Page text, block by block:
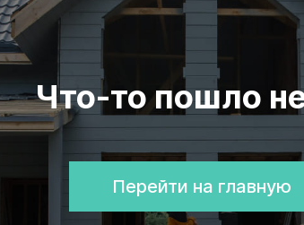
Что-то пошло
Перейти на главную